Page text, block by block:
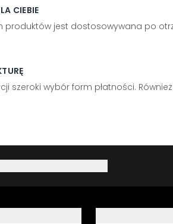
CIEBIE
produktów jest dostosowywana po
szeroki wybór form płatności.